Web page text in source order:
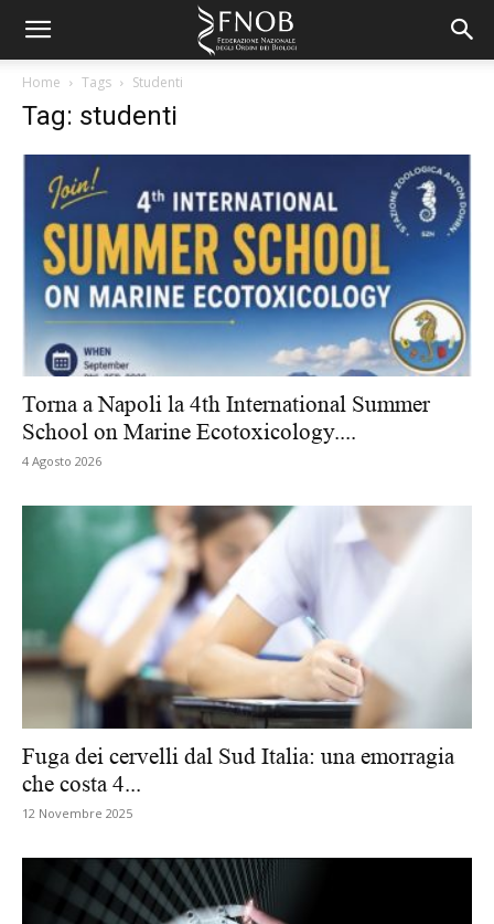
Home Tags Studenti
Tag: studenti
Torna a Napoli la 4th International Summer
School on Marine Ecotoxicology....
4 Agosto 2026
Fuga dei cervelli dal Sud Italia: una emorragia
che costa 4...
12 Novembre 2025